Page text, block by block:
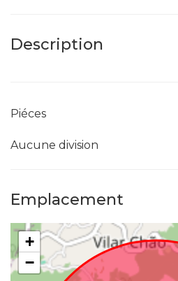
Description
Piéces
Aucune division
Emplacement
+
−